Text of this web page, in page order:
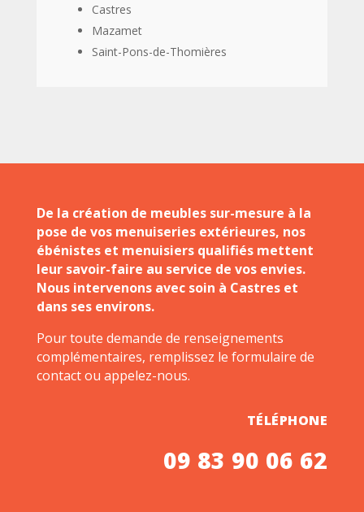
Castres
Mazamet
Saint-Pons-de-Thomières
De la création de meubles sur-mesure à la
pose de vos menuiseries extérieures, nos
ébénistes et menuisiers qualifiés mettent
leur savoir-faire au service de vos envies.
Nous intervenons avec soin à Castres et
dans ses environs.
Pour toute demande de renseignements
complémentaires, remplissez le formulaire de
contact ou appelez-nous.
TÉLÉPHONE
09 83 90 06 62